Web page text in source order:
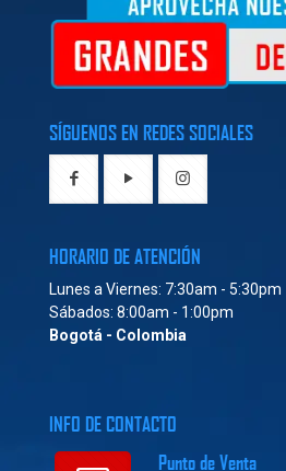
SÍGUENOS EN REDES SOCIALES
HORARIO DE ATENCIÓN
Lunes a Viernes: 7:30am - 5:30pm
Sábados: 8:00am - 1:00pm
Bogotá - Colombia
INFO DE CONTACTO
Punto de Venta